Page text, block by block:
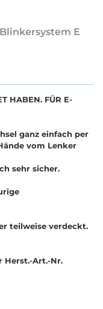
E
HABEN. FÜR E-
ganz einfach per
vom Lenker
sehr sicher.
teilweise verdeckt.
Herst.-Art.-Nr.